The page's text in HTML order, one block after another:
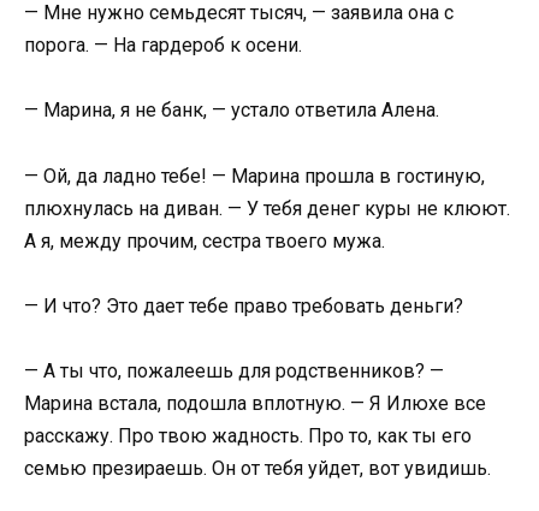
— Мне нужно семьдесят тысяч, — заявила она с
порога. — На гардероб к осени.
— Марина, я не банк, — устало ответила Алена.
— Ой, да ладно тебе! — Марина прошла в гостиную,
плюхнулась на диван. — У тебя денег куры не клюют.
А я, между прочим, сестра твоего мужа.
— И что? Это дает тебе право требовать деньги?
— А ты что, пожалеешь для родственников? —
Марина встала, подошла вплотную. — Я Илюхе все
расскажу. Про твою жадность. Про то, как ты его
семью презираешь. Он от тебя уйдет, вот увидишь.